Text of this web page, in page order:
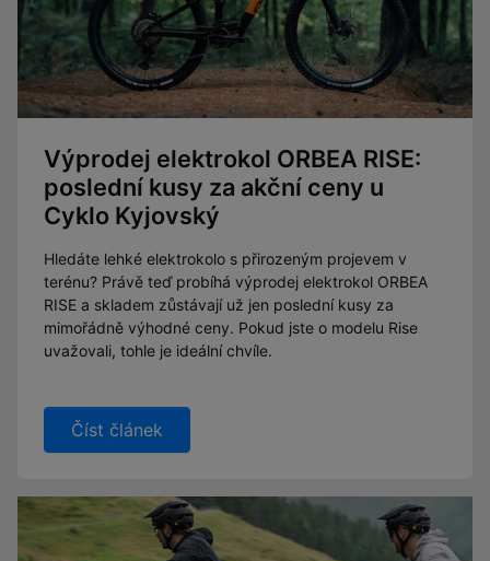
Výprodej elektrokol ORBEA RISE:
poslední kusy za akční ceny u
Cyklo Kyjovský
Hledáte lehké elektrokolo s přirozeným projevem v
terénu? Právě teď probíhá výprodej elektrokol ORBEA
RISE a skladem zůstávají už jen poslední kusy za
mimořádně výhodné ceny. Pokud jste o modelu Rise
uvažovali, tohle je ideální chvíle.
Číst článek